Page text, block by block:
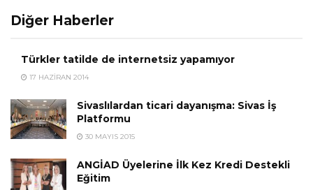
Diğer Haberler
Türkler tatilde de internetsiz yapamıyor
17 HAZIRAN 2014
Sivaslılardan ticari dayanışma: Sivas İş
Platformu
30 MAYIS 2015
ANGİAD Üyelerine İlk Kez Kredi Destekli
Eğitim